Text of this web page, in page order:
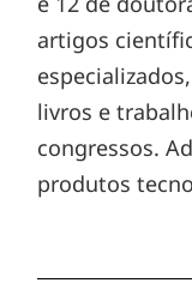
artigos
livros e
congressos.
produtos